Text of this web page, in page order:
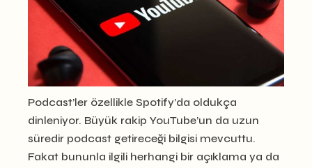
Podcast’ler özellikle Spotify’da oldukça
dinleniyor. Büyük rakip YouTube’un da uzun
süredir podcast getireceği bilgisi mevcuttu.
Fakat bununla ilgili herhangi bir açıklama ya da